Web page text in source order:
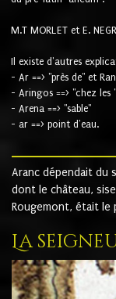
M.T MORLET et E.
Il existe d'autres
- Ar ==> "près de" et
- Aringos ==> "chez les
- Arena ==> "sable"
- ar ==> point d'eau.
Aranc dépendait du
dont le château,
Rougemont, était le
La